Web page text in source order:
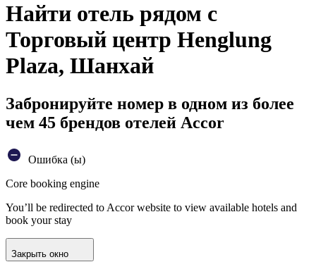
Найти отель рядом с
Торговый центр Henglung
Plaza, Шанхай
Забронируйте номер в одном из более
чем 45 брендов отелей Accor
Ошибка (ы)
Core booking engine
You’ll be redirected to Accor website to view available hotels and
book your stay
Закрыть окно